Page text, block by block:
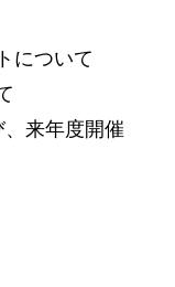
について
来年度開催